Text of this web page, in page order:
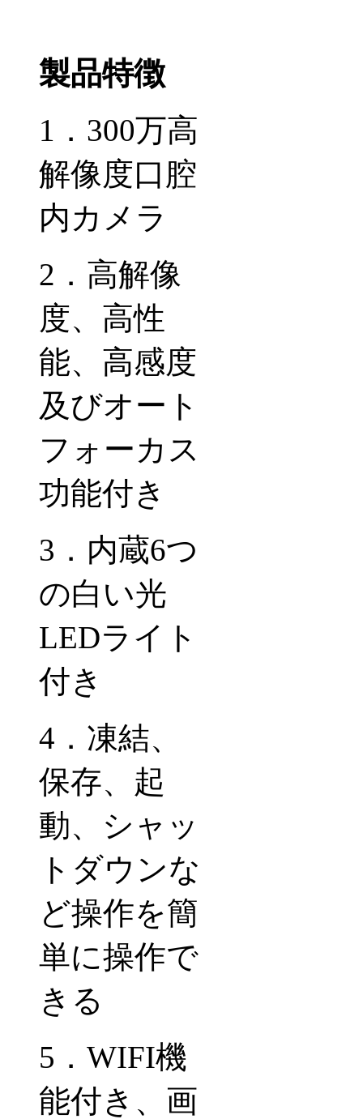
製品特徴
1 ． 300万高
解像度口腔
内カメラ
2 ．高解像
度、高性
能、高感度
及びオート
フォーカス
功能付き
3 ．内蔵6つ
の白い光
LEDライト
付き
4 ．凍結、
保存、起
動、シャッ
トダウンな
ど操作を簡
単に操作で
きる
5 ． WIFI機
能付き、画